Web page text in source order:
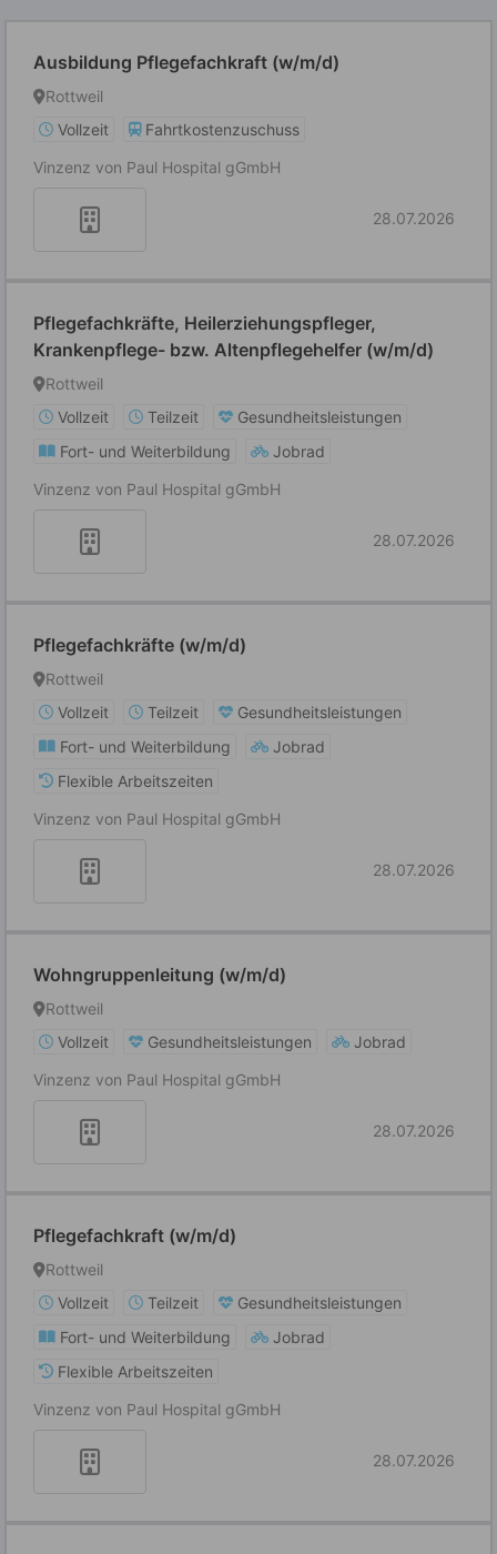
Ausbildung Pflegefachkraft (w/m/d)
Rottweil
Vollzeit
Fahrtkostenzuschuss
Vinzenz von Paul Hospital gGmbH
28.07.2026
Pflegefachkräfte, Heilerziehungspfleger,
Krankenpflege- bzw. Altenpflegehelfer (w/m/d)
Rottweil
Vollzeit
Teilzeit
Gesundheitsleistungen
Fort- und Weiterbildung
Jobrad
Vinzenz von Paul Hospital gGmbH
28.07.2026
Pflegefachkräfte (w/m/d)
Rottweil
Vollzeit
Teilzeit
Gesundheitsleistungen
Fort- und Weiterbildung
Jobrad
Flexible Arbeitszeiten
Vinzenz von Paul Hospital gGmbH
28.07.2026
Wohngruppenleitung (w/m/d)
Rottweil
Vollzeit
Gesundheitsleistungen
Jobrad
Vinzenz von Paul Hospital gGmbH
28.07.2026
Pflegefachkraft (w/m/d)
Rottweil
Vollzeit
Teilzeit
Gesundheitsleistungen
Fort- und Weiterbildung
Jobrad
Flexible Arbeitszeiten
Vinzenz von Paul Hospital gGmbH
28.07.2026